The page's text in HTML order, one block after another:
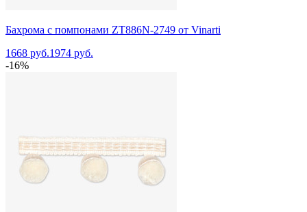
Бахрома с помпонами ZT886N-2749 от Vinarti
1668 руб.1974 руб.
-16%